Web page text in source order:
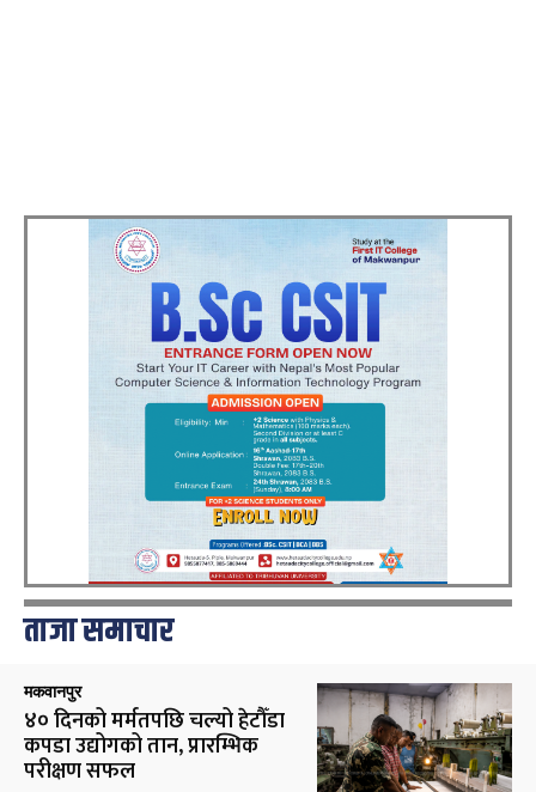
ताजा समाचार
मकवानपुर
४० दिनको मर्मतपछि चल्यो हेटौँडा
कपडा उद्योगको तान, प्रारम्भिक
परीक्षण सफल